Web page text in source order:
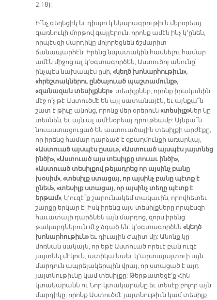
2.18):
Ի՜նչ գեղեցիկ եւ դիպուկ նկարագրութիւն մերօրեայ
գառնուկի մորթով գայլերուն, որոնք ամէն ինչ կ՚ընեն,
որպէսզի մարդիկը մոլորեցնեն ճշմարիտ
ճանապարհէն: Իրենց նպատակին հասնելու համար
ամէն միջոց ալ կ՚օգտագործեն, Աստուծոյ անունը՝
ինչպէս նախապէս ըսի,«կեղծ խոնարհութիւն»,
«հրեշտակներու ընծայուած պաշտամունք»,
«զանազան տեսիլքներ». տեսիլքներ, որոնք իրականին
մէջ ո՛չ թէ Աստուծմէ են այլ սատանայէն, եւ այնքա՜ն
շատ է թիւը անոնց, որոնք մեր օրերուն «տեսիլք»ներ կը
տեսնեն, եւ այն ալ ամէնօրեայ դրութեամբ: Այնքա՜ն
նուաստացուցած են աստուածային տեսիլքի արժէքը,
որ իրենց համար դարձած է զբաղմունքի առարկայ,
«Աստուած այսպէս ըսաւ», «Աստուած այսպէս յայտնեց
ինծի», «Աստուած այս տեսիլքը տուաւ ինծի»,
«Աստուած տեսիլքով թելադրեց որ այսինչ բանը
խօսիմ», «տեսիլք ստացայ, որ այսինչ բանը պէտք է
ընեմ», «տեսիլք ստացայ, որ այսինչ տեղը պէտք է
երթամ», կ՚ուզէ՞ք շարունակեմ տակաւին, որովհետեւ
շարքը երկար է: Իսկ իրենց այս տեսիլքները որպէսզի
հաւատալի դարձնեն այն մարդոց, զորս իրենց
թակարդներուն մէջ ձգած են, կ՚օգտագործեն «կեղծ
խոնարհութիւն»եւ դիւային ժպիտ մը: Անոնք կը
մոռնան սակայն, որ եթէ Աստուած որեւէ բան ուզէ
յայտնել մէկուն, ատիկա նաեւ կ՚արտայայտուի այն
մարդուն ապրելակերպին վրայ, որ ստացած է այդ
յայտնութիւնը կամ տեսիլքը: Թերթատեցէ՛ք Հին
կտակարանն ու Նոր կտակարանը եւ տեսէք բոլոր այն
մարդիկը, որոնք Աստուծմէ յայտնութիւն կամ տեսիլք